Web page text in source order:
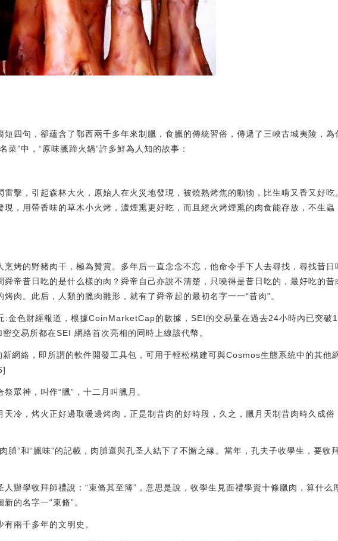
四句，卻蘊含了鄂西兩千多年來制臘，食臘的傳統習俗，傳遞了三峽古城夷陵，為
”中，“原味臘蹄火鍋”許多鮮為人知的故事：
擊，引起森林大火，原始人在火災地發現，被燒熟烤焦的動物，比生啃又香又好吃
，用帶香味的草木小火烤，濃煙熏更好吃，而且經火烤煙熏的肉食能存放，不生蟲
烤的野豬肉干，極為贊賞。多年后一直念念不忘，他命令手下人去尋找，尋找昔日
帝昔日吃的是什么樣的肉？舜帝自己亦說不清楚，只曉得是昔日吃的，最好吃的昔
肉。此后，人類的臘肉雛形，就有了舜帝起的最初名字一一“昔肉”。
:金色財經報道，根據CoinMarketCap的數據，SEI的交易量在過去24小時內已突破
交易所都在SEI 網絡首次亮相的同時上線該代幣。
網絡，即所謂的軟件開發工具包，可用于輕松構建可與Cosmos生態系統中的其他
眾神，叫作“臘”，十二月叫臘月。
冷，烤火正好邊取暖邊烤肉，正是制昔肉的好時段，久之，臘月天制昔肉時久成俗
脯”和“臘味”的記載，肉脯還與孔圣人結下了不懈之緣。當年，孔夫子收學生，要收
辦學收拜師禮說：“束脩其至簿”，意思是說，收學生見面禮學資十條臘肉，算什么
的名字一“束脩”。
兩千多年的文明史。